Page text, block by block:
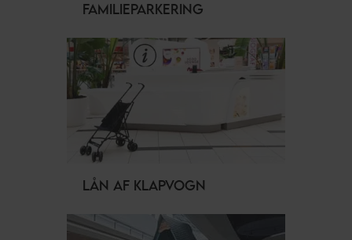
FAMILIEPARKERING
LÅN AF KLAPVOGN